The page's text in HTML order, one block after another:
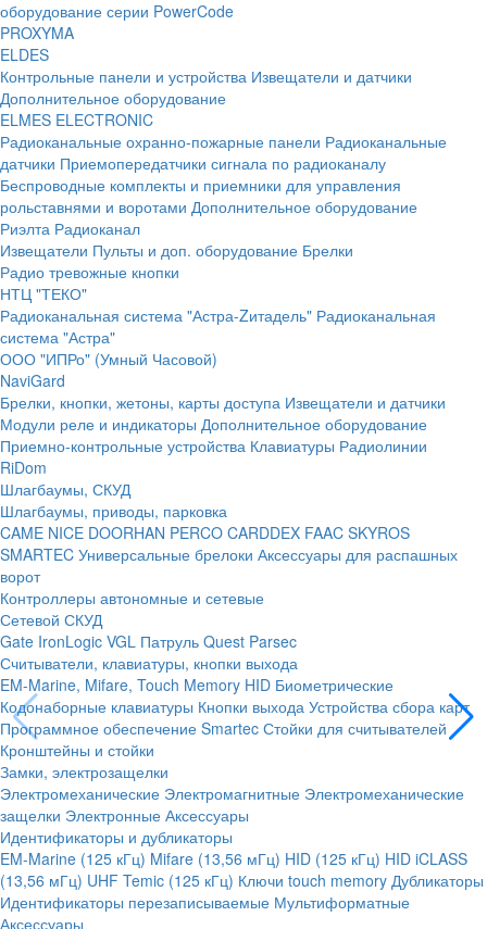
оборудование серии PowerCode
PROXYMA
ELDES
Контрольные панели и устройства Извещатели и датчики
Дополнительное оборудование
ELMES ELECTRONIC
Радиоканальные охранно-пожарные панели Радиоканальные
датчики Приемопередатчики сигнала по радиоканалу
Беспроводные комплекты и приемники для управления
рольставнями и воротами Дополнительное оборудование
Риэлта Радиоканал
Извещатели Пульты и доп. оборудование Брелки
Радио тревожные кнопки
НТЦ "ТЕКО"
Радиоканальная система "Астра-Zитадель" Радиоканальная
система "Астра"
ООО "ИПРо" (Умный Часовой)
NaviGard
Брелки, кнопки, жетоны, карты доступа Извещатели и датчики
Модули реле и индикаторы Дополнительное оборудование
Приемно-контрольные устройства Клавиатуры Радиолинии
RiDom
Шлагбаумы, СКУД
Шлагбаумы, приводы, парковка
CAME NICE DOORHAN PERCO CARDDEX FAAC SKYROS
SMARTEC Универсальные брелоки Аксессуары для распашных
ворот
Контроллеры автономные и сетевые
Сетевой СКУД
Gate IronLogic VGL Патруль Quest Parsec
Считыватели, клавиатуры, кнопки выхода
EM-Marine, Mifare, Touch Memory HID Биометрические
Кодонаборные клавиатуры Кнопки выхода Устройства сбора карт
Программное обеспечение Smartec Стойки для считывателей
Кронштейны и стойки
Замки, электрозащелки
Электромеханические Электромагнитные Электромеханические
защелки Электронные Аксессуары
Идентификаторы и дубликаторы
EM-Marine (125 кГц) Mifare (13,56 мГц) HID (125 кГц) HID iCLASS
(13,56 мГц) UHF Temic (125 кГц) Ключи touch memory Дубликаторы
Идентификаторы перезаписываемые Мультиформатные
Аксессуары